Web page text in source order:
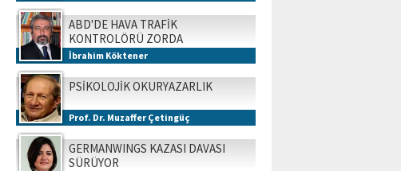
ABD'DE HAVA TRAFİK
KONTROLÖRÜ ZORDA
İbrahim Köktener
PSİKOLOJİK OKURYAZARLIK
Prof. Dr. Muzaffer Çetingüç
GERMANWINGS KAZASI DAVASI
SÜRÜYOR